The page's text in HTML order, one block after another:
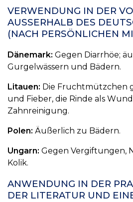
VERWENDUNG IN DER
AUSSERHALB DES
NACH PERSÖNLICHEN
Dänemark: Gegen Diarrhöe;
Gurgelwässern und Bädern.
Litauen: Die Fruchtmützchen
und Fieber, die Rinde als
Zahnreinigung.
Polen: Äußerlich zu Bädern.
Ungarn: Gegen Vergiftungen,
Kolik.
ANWENDUNG IN DER
DER LITERATUR UND